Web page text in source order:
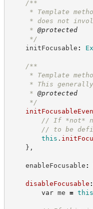
/**
* Template
* does not
* @protected
*/
initFocusable :
/**
* Template
* This generally
* @protected
*/
// If *not*
// to be
this .
} ,
enableFocusable :
disableFocusable :
var me = this